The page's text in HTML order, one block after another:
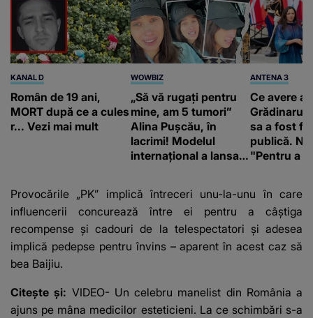
KANAL D
Român de 19 ani,
MORT după ce a cules
r... Vezi mai mult
WOWBIZ
„Să vă rugați pentru
mine, am 5 tumori”
Alina Pușcău, în
lacrimi! Modelul
internațional a lansat
o boală gravă
ANTENA 3
Ce avere
Grădinaru.
sa a fost
publică.
"Pentru a
Provocările „PK” implică întreceri unu-la-unu în care
influencerii concurează între ei pentru a câștiga
recompense și cadouri de la telespectatori și adesea
implică pedepse pentru învins – aparent în acest caz să
bea Baijiu.
Citește și: VIDEO- Un celebru manelist din România a
ajuns pe mâna medicilor esteticieni. La ce schimbări s-a